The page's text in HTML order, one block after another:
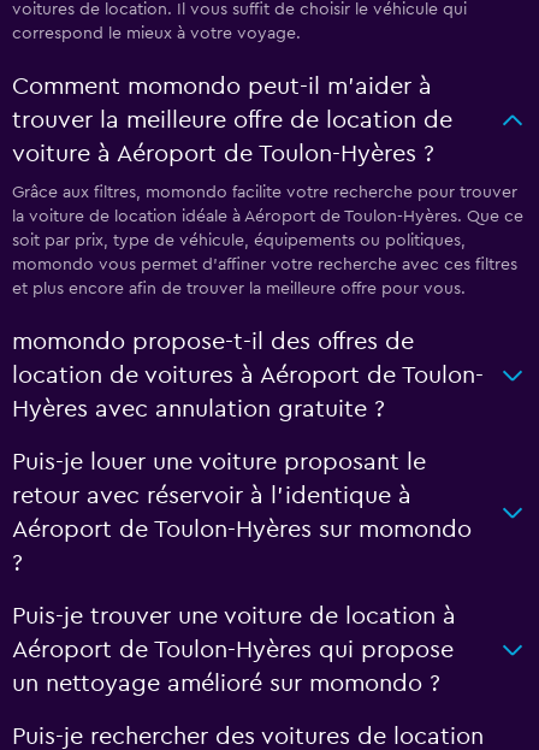
voitures de location. Il vous suffit de choisir le véhicule qui
correspond le mieux à votre voyage.
Comment momondo peut-il m’aider à
trouver la meilleure offre de location de
voiture à Aéroport de Toulon-Hyères ?
Grâce aux filtres, momondo facilite votre recherche pour trouver
la voiture de location idéale à Aéroport de Toulon-Hyères. Que ce
soit par prix, type de véhicule, équipements ou politiques,
momondo vous permet d'affiner votre recherche avec ces filtres
et plus encore afin de trouver la meilleure offre pour vous.
momondo propose-t-il des offres de
location de voitures à Aéroport de Toulon-
Hyères avec annulation gratuite ?
Puis-je louer une voiture proposant le
retour avec réservoir à l’identique à
Aéroport de Toulon-Hyères sur momondo
?
Puis-je trouver une voiture de location à
Aéroport de Toulon-Hyères qui propose
un nettoyage amélioré sur momondo ?
Puis-je rechercher des voitures de location